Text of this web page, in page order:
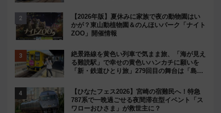
【2026年版】夏休みに家族で夜の動物園はい
かが？東山動植物園＆のんほいパーク「ナイト
ZOO」開催情報
絶景路線を黄色い列車で気まま旅、「海が見え
る難読駅」で幸せの黄色いハンカチに願いを
「新・鉄道ひとり旅」279回目の舞台は「島原
【ひなたフェス2026】宮崎の宿難民へ！特急
787系で一晩過ごせる夜間滞在型イベント「ス
ワローおひさま」が救世主に？